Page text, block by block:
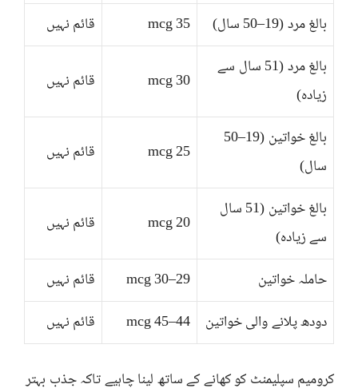
بالغ مرد (19–50 سال) 35 mcg
قائم نہیں
بالغ مرد (51 سال سے
زیادہ)
30 mcg قائم نہیں
بالغ خواتین (19–50
سال)
25 mcg قائم نہیں
بالغ خواتین (51 سال
سے زیادہ)
20 mcg قائم نہیں
حاملہ خواتین 29–30 mcg
قائم نہیں
دودھ پلانے والی خواتین
44–45 mcg قائم نہیں
کرومیم سپلیمنٹ کو کھانے کے ساتھ لینا چاہیے تاکہ جذب بہتر